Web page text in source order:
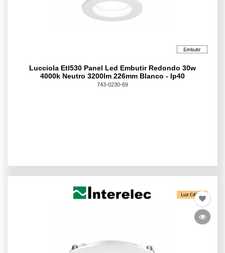
Lucciola Etl530 Panel Led Embutir Redondo 30w
4000k Neutro 3200lm 226mm Blanco - Ip40
743-0230-69